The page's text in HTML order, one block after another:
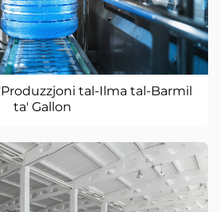
tal-Ilma tal-Barmil
ta' Gallon